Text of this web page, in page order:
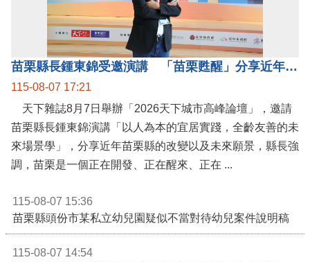
苗栗縣長鍾東錦受邀演講 「苗栗甦醒」分享近年轉變
115-08-07 17:21
天下雜誌8月7日舉辦「2026天下城市高峰論壇」，邀請
苗栗縣長鍾東錦演講「以人為本的宜居實踐，全齡友善的未
來場景學」，分享近年苗栗縣的改變以及未來願景，縣長強
調，苗栗是一個正在開發、正在醒來、正在 ...
115-08-07 15:36
苗栗縣頭份市某私立幼兒園疑似不當對待幼兒案件說明稿
115-08-07 14:54